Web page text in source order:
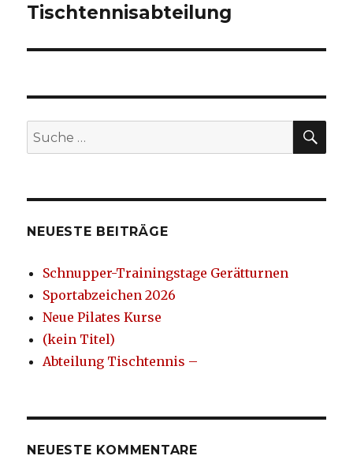
Beitrag:
Tischtennisabteilung
Suche
nach:
NEUESTE BEITRÄGE
Schnupper-Trainingstage Gerätturnen
Sportabzeichen 2026
Neue Pilates Kurse
(kein Titel)
Abteilung Tischtennis –
NEUESTE KOMMENTARE